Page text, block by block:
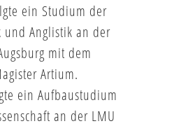
ein Studium der
und Anglistik an der
mit dem
Artium.
ein Aufbaustudium
an der LMU